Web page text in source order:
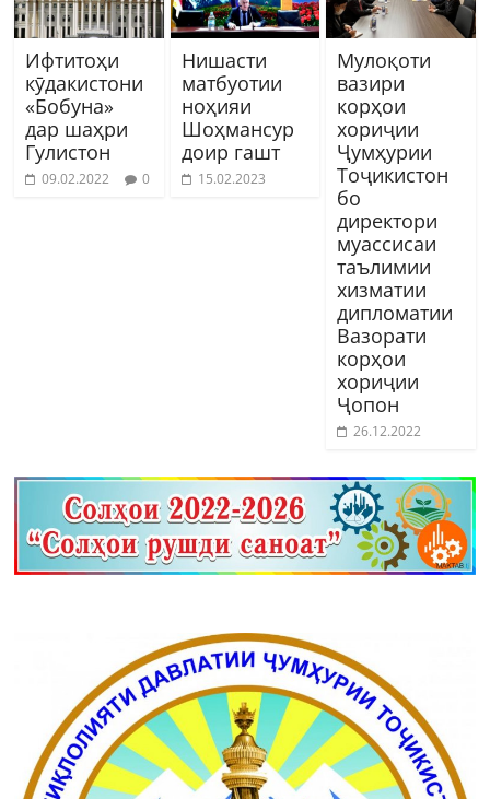
Ифтитоҳи
кӯдакистони
«Бобуна»
дар шаҳри
Гулистон
09.02.2022 0
Нишасти
матбуотии
ноҳияи
Шоҳмансур
доир гашт
15.02.2023
Мулоқоти
вазири
корҳои
хориҷии
Ҷумҳурии
Тоҷикистон
бо
директори
муассисаи
таълимии
хизматии
дипломатии
Вазорати
корҳои
хориҷии
Ҷопон
26.12.2022